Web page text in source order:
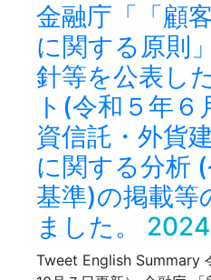
金融庁「「顧
に関する原則
針等を公表し
ト(令和５年
資信託・外貨
に関する分析
基準)の掲載等
ました。
Tweet English Summary